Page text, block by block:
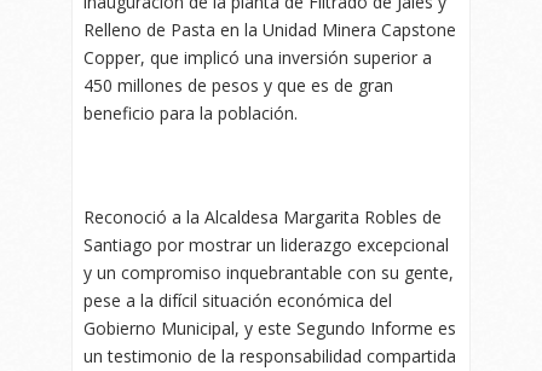
Relleno de Pasta en la Unidad Minera Capstone
Copper, que implicó una inversión superior a
450 millones de pesos y que es de gran
beneficio para la población.
Reconoció a la Alcaldesa Margarita Robles de
Santiago por mostrar un liderazgo excepcional
y un compromiso inquebrantable con su gente,
pese a la difícil situación económica del
Gobierno Municipal, y este Segundo Informe es
un testimonio de la responsabilidad compartida